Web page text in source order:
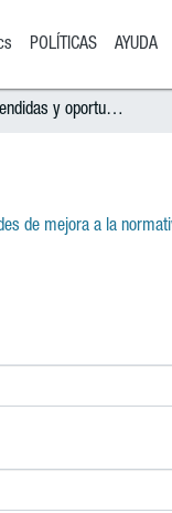
POLÍTICAS AYUDA
Lecciones aprendidas y oportunidades de mejora a la normativa derivadas de servicios de control simultaneo producto del monitoreo realizado por la unidad orgánica, Lima, 2022.
de mejora a la